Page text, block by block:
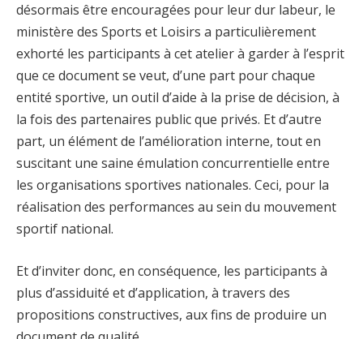
désormais être encouragées pour leur dur labeur, le
ministère des Sports et Loisirs a particulièrement
exhorté les participants à cet atelier à garder à l’esprit
que ce document se veut, d’une part pour chaque
entité sportive, un outil d’aide à la prise de décision, à
la fois des partenaires public que privés. Et d’autre
part, un élément de l’amélioration interne, tout en
suscitant une saine émulation concurrentielle entre
les organisations sportives nationales. Ceci, pour la
réalisation des performances au sein du mouvement
sportif national.
Et d’inviter donc, en conséquence, les participants à
plus d’assiduité et d’application, à travers des
propositions constructives, aux fins de produire un